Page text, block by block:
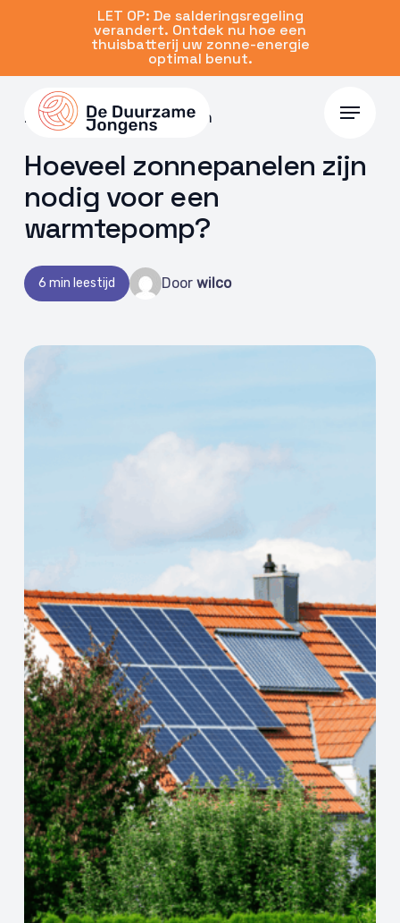
content
LET OP: De salderingsregeling
verandert. Ontdek nu hoe een
thuisbatterij uw zonne-energie
optimal benut.
Menu
20 jan 2025 | Zonnepanelen
Hoeveel zonnepanelen zijn
nodig voor een
warmtepomp?
6 min leestijd Doorwilco